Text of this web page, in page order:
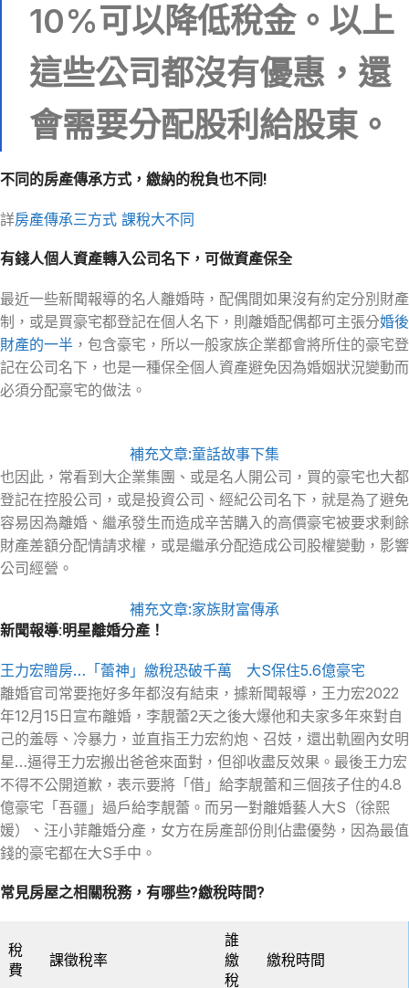
10%可以降低稅金。以上
這些公司都沒有優惠，還
會需要分配股利給股東。
不同的房產傳承方式，繳納的稅負也不同!
詳房產傳承三方式 課稅大不同
有錢人個人資產轉入公司名下，可做資產保全
最近一些新聞報導的名人離婚時，配偶間如果沒有約定分別財產
制，或是買豪宅都登記在個人名下，則離婚配偶都可主張分婚後
財產的一半 ，包含豪宅，所以一般家族企業都會將所住的豪宅登
記在公司名下，也是一種保全個人資產避免因為婚姻狀況變動而
必須分配豪宅的做法。
補充文章:童話故事下集
也因此，常看到大企業集團、或是名人開公司，買的豪宅也大都
登記在控股公司，或是投資公司、經紀公司名下，就是為了避免
容易因為離婚、繼承發生而造成辛苦購入的高價豪宅被要求剩餘
財產差額分配情請求權，或是繼承分配造成公司股權變動，影響
公司經營。
補充文章:家族財富傳承
新聞報導:明星離婚分產！
王力宏贈房…「蕾神」繳稅恐破千萬 大S保住5.6億豪宅
離婚官司常要拖好多年都沒有結束，據新聞報導，王力宏2022
年12月15日宣布離婚，李靚蕾2天之後大爆他和夫家多年來對自
己的羞辱、冷暴力，並直指王力宏約炮、召妓，還出軌圈內女明
星…逼得王力宏搬出爸爸來面對，但卻收盡反效果。最後王力宏
不得不公開道歉，表示要將「借」給李靚蕾和三個孩子住的4.8
億豪宅「吾疆」過戶給李靚蕾。而另一對離婚藝人大S（徐熙
媛）、汪小菲離婚分產，女方在房產部份則佔盡優勢，因為最值
錢的豪宅都在大S手中。
常見房屋之相關稅務，有哪些?繳稅時間?
稅
費
課徵稅率
誰
繳
稅
繳稅時間